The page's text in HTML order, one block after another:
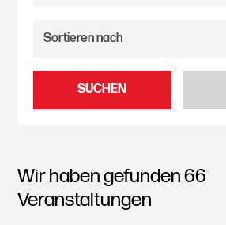
SUCHEN
Wir haben gefunden66
Veranstaltungen